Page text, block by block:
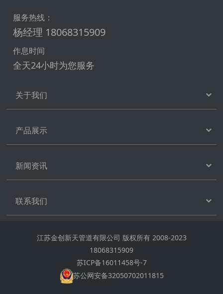
服务热线：
杨经理 18068315909
作息时间
全天24小时为您服务
关于我们
产品展示
新闻资讯
联系我们
江苏金创新天管道有限公司 版权所有 2008-2023
18068315909
苏ICP备16011458号-7
苏公网安备32050702011815